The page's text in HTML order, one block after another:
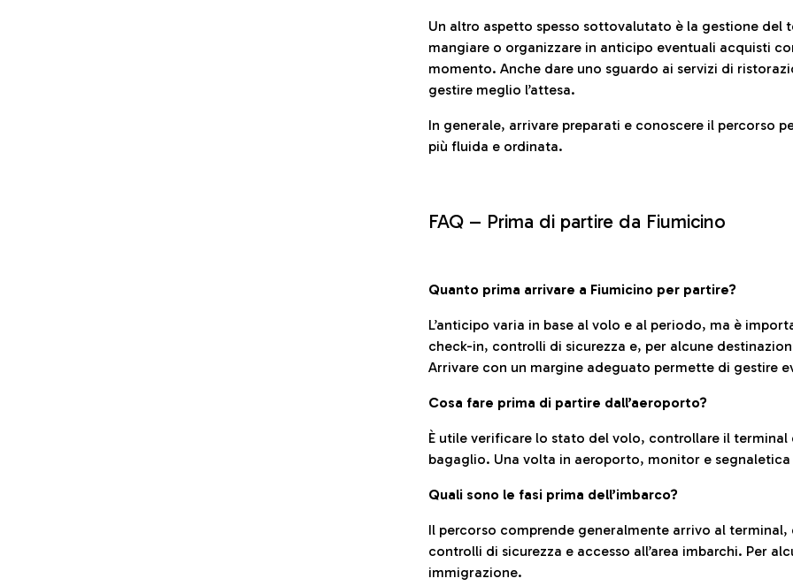
Un altro aspetto spesso sottovalutato è la gestione del
mangiare o organizzare in anticipo eventuali acquisti
momento. Anche dare uno sguardo ai servizi di
gestire meglio l’attesa.
In generale, arrivare preparati e conoscere il percorso
più fluida e ordinata.
FAQ – Prima di partire da Fiumicino
Quanto prima arrivare a Fiumicino per partire?
L’anticipo varia in base al volo e al periodo, ma è
check-in, controlli di sicurezza e, per alcune
Arrivare con un margine adeguato permette di gestire
Cosa fare prima di partire dall’aeroporto?
È utile verificare lo stato del volo, controllare il
bagaglio. Una volta in aeroporto, monitor e
Quali sono le fasi prima dell’imbarco?
Il percorso comprende generalmente arrivo al
controlli di sicurezza e accesso all’area imbarchi. Per
immigrazione.